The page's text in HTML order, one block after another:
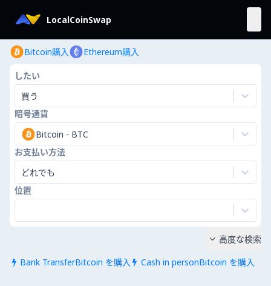
LocalCoinSwap
Bitcoin購入 Ethereum購入
したい
買う
暗号通貨
Bitcoin - BTC
お支払い方法
どれでも
位置
 Bank TransferBitcoin を購入  Cash in personBitcoin を購入
 高度な検索